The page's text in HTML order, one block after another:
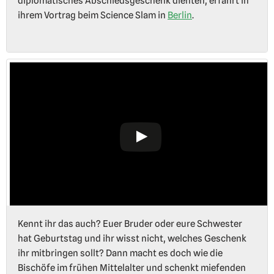
ihrem Vortrag beim Science Slam in Berlin.
Kennt ihr das auch? Euer Bruder oder eure Schwester
hat Geburtstag und ihr wisst nicht, welches Geschenk
ihr mitbringen sollt? Dann macht es doch wie die
Bischöfe im frühen Mittelalter und schenkt miefenden